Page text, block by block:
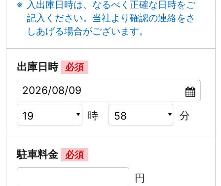
入出庫日時は、なるべく正確な日時をご
記入ください。 当社より確認の連絡をさ
しあげる場合がございます。
出庫日時 必須
時 分
駐車料金 必須
円